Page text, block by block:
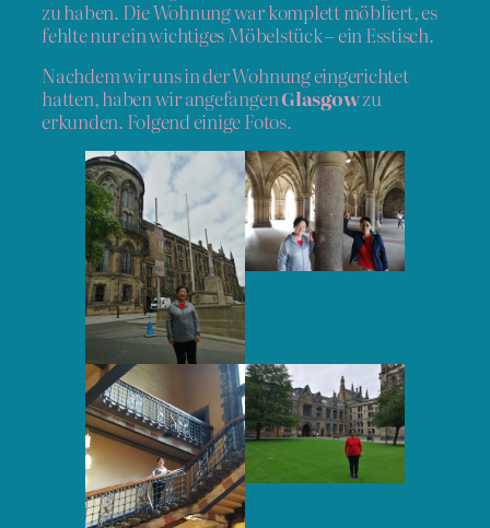
zu haben. Die Wohnung war komplett möbliert, es
fehlte nur ein wichtiges Möbelstück – ein Esstisch.
Nachdem wir uns in der Wohnung eingerichtet
hatten, haben wir angefangenGlasgowzu
erkunden. Folgend einige Fotos.